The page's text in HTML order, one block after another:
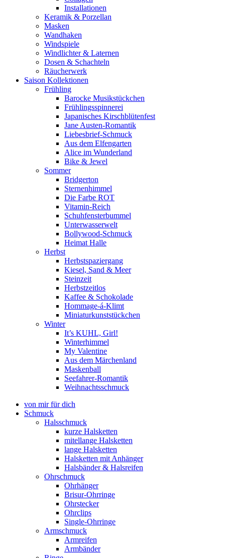
Installationen
Keramik & Porzellan
Masken
Wandhaken
Windspiele
Windlichter & Laternen
Dosen & Schachteln
Räucherwerk
Saison Kollektionen
Frühling
Barocke Musikstückchen
Frühlingsspinnerei
Japanisches Kirschblütenfest
Jane Austen-Romantik
Liebesbrief-Schmuck
Aus dem Elfengarten
Alice im Wunderland
Bike & Jewel
Sommer
Bridgerton
Sternenhimmel
Die Farbe ROT
Vitamin-Reich
Schuhfensterbummel
Unterwasserwelt
Bollywood-Schmuck
Heimat Halle
Herbst
Herbstspaziergang
Kiesel, Sand & Meer
Steinzeit
Herbstzeitlos
Kaffee & Schokolade
Hommage-á-Klimt
Miniaturkunststückchen
Winter
It’s KUHL, Girl!
Winterhimmel
My Valentine
Aus dem Märchenland
Maskenball
Seefahrer-Romantik
Weihnachtsschmuck
von mir für dich
Schmuck
Halsschmuck
kurze Halsketten
mitellange Halsketten
lange Halsketten
Halsketten mit Anhänger
Halsbänder & Halsreifen
Ohrschmuck
Ohrhänger
Brisur-Ohrringe
Ohrstecker
Ohrclips
Single-Ohrringe
Armschmuck
Armreifen
Armbänder